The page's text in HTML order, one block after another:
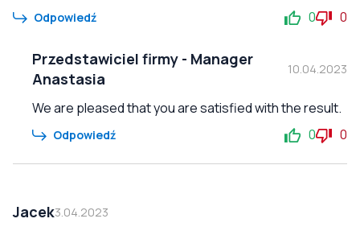
Odpowiedź 0 0
Przedstawiciel firmy - Manager
Anastasia
10.04.2023
We are pleased that you are satisfied with the result.
Odpowiedź 0 0
Jacek3.04.2023